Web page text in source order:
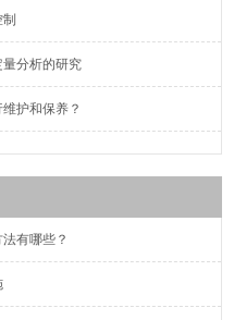
分析的研究
护和保养？
有哪些？